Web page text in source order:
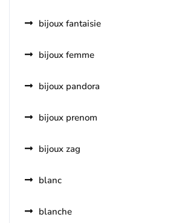
bijoux fantaisie
bijoux femme
bijoux pandora
bijoux prenom
bijoux zag
blanc
blanche